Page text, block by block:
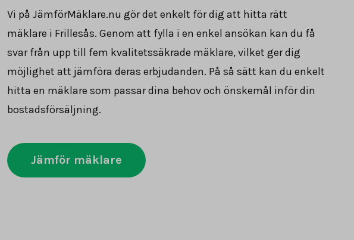
Vi på JämförMäklare.nu gör det enkelt för dig att hitta rätt
mäklare i Frillesås. Genom att fylla i en enkel ansökan kan du få
svar från upp till fem kvalitetssäkrade mäklare, vilket ger dig
möjlighet att jämföra deras erbjudanden. På så sätt kan du enkelt
hitta en mäklare som passar dina behov och önskemål inför din
bostadsförsäljning.
Jämför mäklare